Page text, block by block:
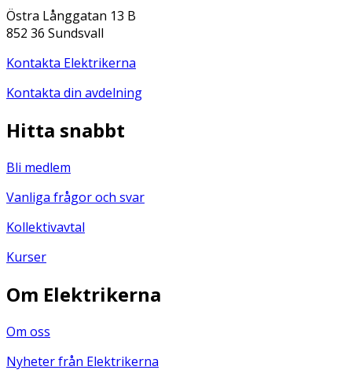
Östra Långgatan 13 B
852 36 Sundsvall
Kontakta Elektrikerna
Kontakta din avdelning
Hitta snabbt
Bli medlem
Vanliga frågor och svar
Kollektivavtal
Kurser
Om Elektrikerna
Om oss
Nyheter från Elektrikerna